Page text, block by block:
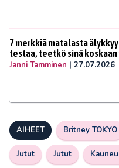
7 merkkiä matalasta
testaa, teetkö sinä
Janni Tamminen | 27.07.2026
AIHEET Britney TOKYO
Jutut Jutut